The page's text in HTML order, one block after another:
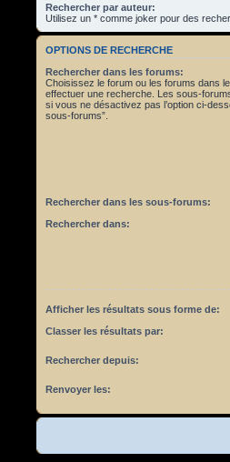
Rechercher par auteur:
Utilisez un * comme joker pour des
OPTIONS DE RECHERCHE
Rechercher dans les forums:
Choisissez le forum ou les forums dans
effectuer une recherche. Les sous-
si vous ne désactivez pas l’option ci-
sous-forums”.
Rechercher dans les sous-forums:
Rechercher dans:
Afficher les résultats sous forme de:
Classer les résultats par:
Rechercher depuis:
Renvoyer les: